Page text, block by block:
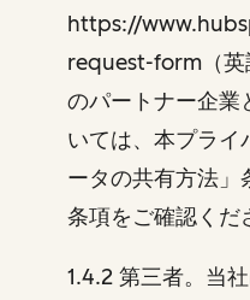
https://
request-form（英
のパートナー企業
いては、本プライ
ータの共有方法」
条項をご確認くだ
1.4.2 第三者。当